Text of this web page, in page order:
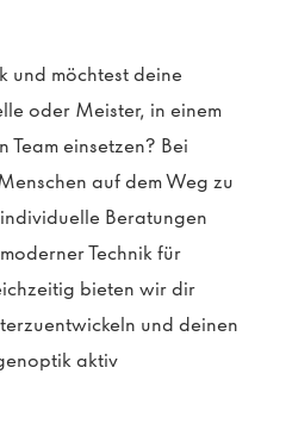
und möchtest deine
oder Meister, in einem
Team einsetzen? Bei
auf dem Weg zu
Beratungen
Technik für
bieten wir dir
und deinen
aktiv